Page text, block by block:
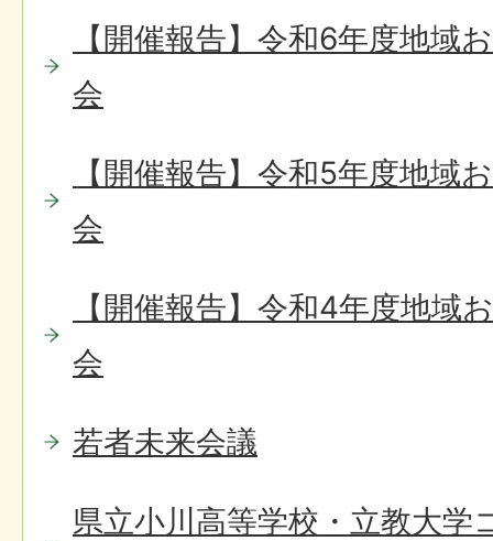
【開催報告】令和6年度地域
会
【開催報告】令和5年度地域
会
【開催報告】令和4年度地域
会
若者未来会議
県立小川高等学校・立教大学